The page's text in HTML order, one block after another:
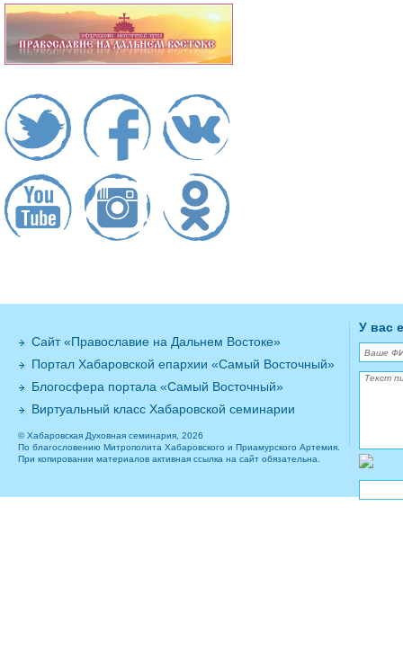
Сайт «Православие на Дальнем Востоке»
Портал Хабаровской епархии «Самый Восточный»
Блогосфера портала «Самый Восточный»
Виртуальный класс Хабаровской семинарии
© Хабаровская Духовная семинария, 2026
По благословению Митрополита Хабаровского и Приамурского Артемия.
При копировании материалов активная ссылка на сайт обязательна.
У вас